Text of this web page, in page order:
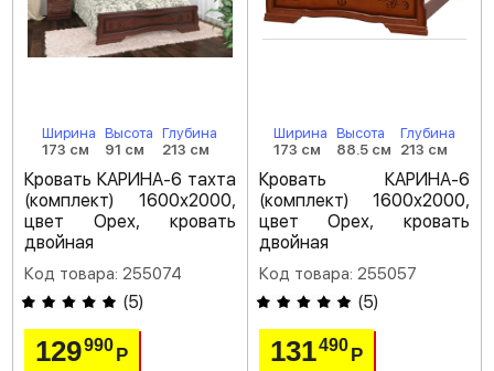
Ширина
173 см
Высота
91 см
Глубина
213 см
Кровать КАРИНА-6 тахта
(комплект) 1600х2000,
цвет Орех, кровать
двойная
Код товара: 255074
(5)
129990Р
Ширина
173 см
Высота
88.5 см
Глубина
213 см
Кровать КАРИНА-6
(комплект) 1600х2000,
цвет Орех, кровать
двойная
Код товара: 255057
(5)
131490 Р